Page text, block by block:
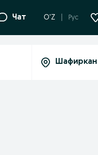
Чат O'Z Рус